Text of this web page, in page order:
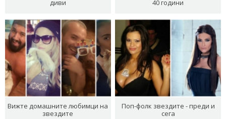
диви
40 години
Вижте домашните любимци на
звездите
Поп-фолк звездите - преди и
сега